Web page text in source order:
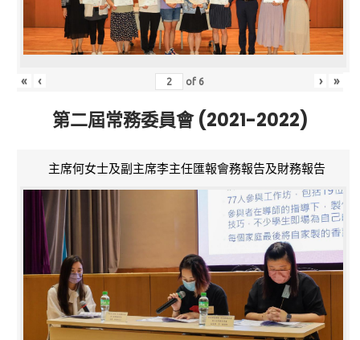
« ‹ of 6 › »
第二屆常務委員會 (2021-2022)
主席何女士及副主席李主任匯報會務報告及財務報告